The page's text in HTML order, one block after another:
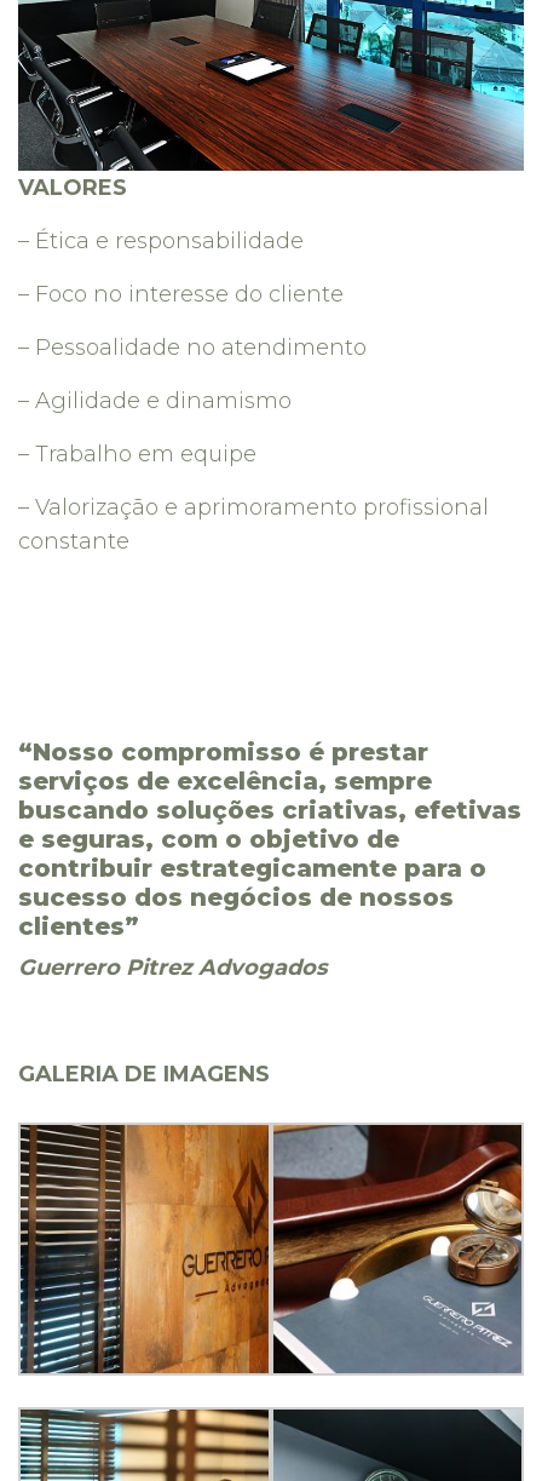
VALORES
– Ética e responsabilidade
– Foco no interesse do cliente
– Pessoalidade no atendimento
– Agilidade e dinamismo
– Trabalho em equipe
– Valorização e aprimoramento profissional
constante
“Nosso compromisso é prestar
serviços de excelência, sempre
buscando soluções criativas, efetivas
e seguras, com o objetivo de
contribuir estrategicamente para o
sucesso dos negócios de nossos
clientes”
Guerrero Pitrez Advogados
GALERIA DE IMAGENS